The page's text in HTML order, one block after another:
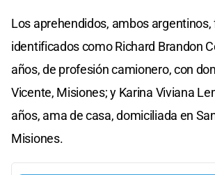
Los aprehendidos, ambos argentinos,
identificados como Richard Brandon
años, de profesión camionero, con
Vicente, Misiones; y Karina Viviana
años, ama de casa, domiciliada en
Misiones.